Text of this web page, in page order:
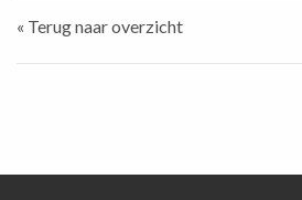
« Terug naar overzicht